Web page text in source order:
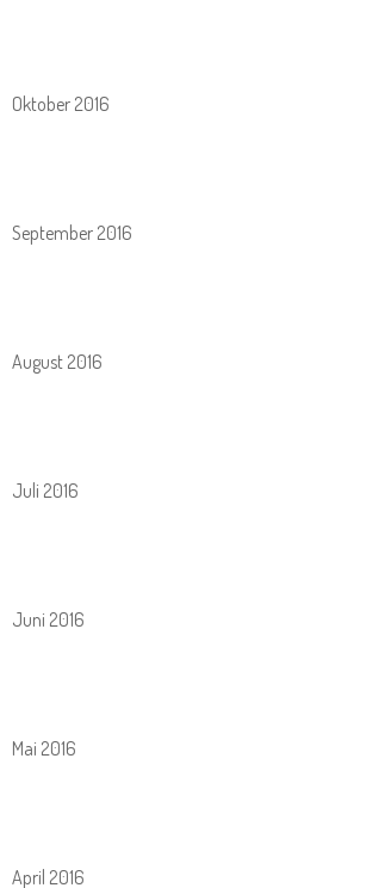
Oktober 2016
September 2016
August 2016
Juli 2016
Juni 2016
Mai 2016
April 2016